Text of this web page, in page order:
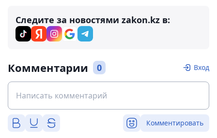
Следите за новостями zakon.kz в:
Комментарии 0 Вход
Комментировать